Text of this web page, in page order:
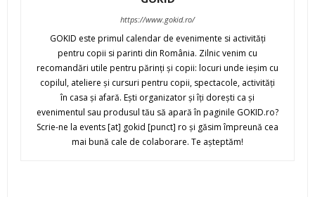
https://www.gokid.ro/
GOKID este primul calendar de evenimente si activităţi
pentru copii si parinti din România. Zilnic venim cu
recomandări utile pentru părinţi şi copii: locuri unde ieşim cu
copilul, ateliere şi cursuri pentru copii, spectacole, activităţi
în casa şi afară. Eşti organizator şi îţi doreşti ca şi
evenimentul sau produsul tău să apară în paginile GOKID.ro?
Scrie-ne la events [at] gokid [punct] ro şi găsim împreună cea
mai bună cale de colaborare. Te aşteptăm!